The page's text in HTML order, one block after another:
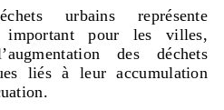
urbains représente
important pour les villes,
des déchets
liés à leur accumulation